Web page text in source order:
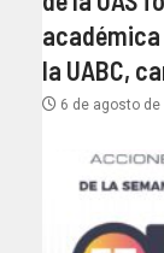
la UABC,
6 de agosto de